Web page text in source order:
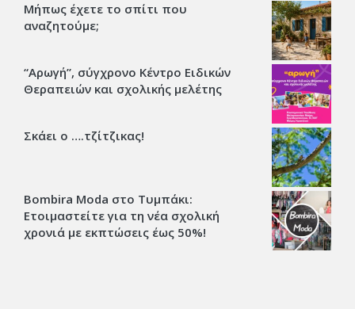
Μήπως έχετε το σπίτι που
αναζητούμε;
“Αρωγή”, σύγχρονο Κέντρο Ειδικών
Θεραπειών και σχολικής μελέτης
Σκάει ο ….τζίτζικας!
Bombira Moda στο Τυμπάκι:
Ετοιμαστείτε για τη νέα σχολική
χρονιά με εκπτώσεις έως 50%!